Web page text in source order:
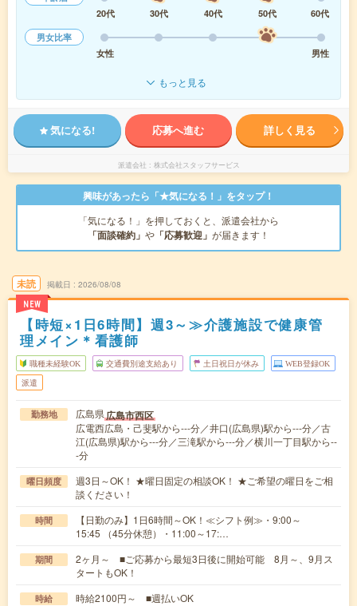
20代
30代 40代 50代
60代
男女比率
女性
男性
もっと見る
気になる! 応募へ進む 詳しく見る
派遣会社 株式会社スタッフサービス
興味があったら「★気になる！」をタップ！
「気になる！」を押しておくと、派遣会社から
「面談確約」 や 「応募歓迎」 が届きます！
未読
NEW
掲載日 2026/08/08
【時短×1日6時間】週3～≫介護施設で健康管
理メイン＊看護師
職種未経験OK 交通費別途支給あり 土日祝日が休み WEB登録OK
派遣
勤務地 広島県広島市西区
広電西広島・己斐駅から---分／井口(広島県)駅から---分／古
江(広島県)駅から---分／三滝駅から---分／横川一丁目駅から--
-分
曜日頻度
週3日～OK！ ★曜日固定の相談OK！ ★ご希望の曜日をご相
談ください！
時間
【日勤のみ】1日6時間～OK！≪シフト例≫・9:00～
15:45 （45分休憩）・11:00～17:…
期間
2ヶ月～ ■ご応募から最短3日後に開始可能 8月～、9月ス
タートもOK！
時給 時給2100円～ ■週払いOK